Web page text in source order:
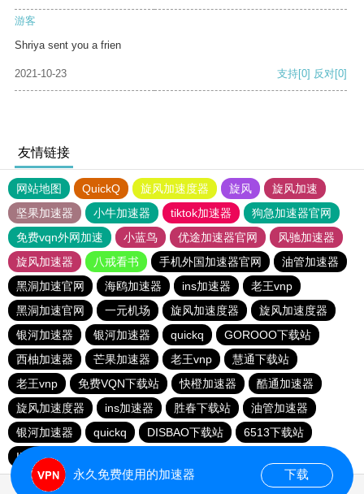
游客
Shriya sent you a frien
2021-10-23 支持[0] 反对[0]
友情链接
网站地图 QuickQ 旋风加速度器 旋风
旋风加速
坚果加速器
小牛加速器 tiktok加速器
狗急加速器官网
免费vqn外网加速
小蓝鸟 优途加速器官网
风驰加速器
旋风加速器
八戒看书 手机外国加速器官网
油管加速器
黑洞加速官网
海鸥加速器 ins加速器
老王vnp
黑洞加速官网
一元机场 旋风加速度器
旋风加速度器
银河加速器
银河加速器 quickq
GOROOO下载站
西柚加速器
芒果加速器 老王vnp
慧通下载站
老王vnp
免费VQN下载站 快橙加速器
酷通加速器
旋风加速度器
ins加速器 胜春下载站
油管加速器
银河加速器
quickq DISBAO下载站
6513下载站
INS下载站
永久免费使用的加速器 下载